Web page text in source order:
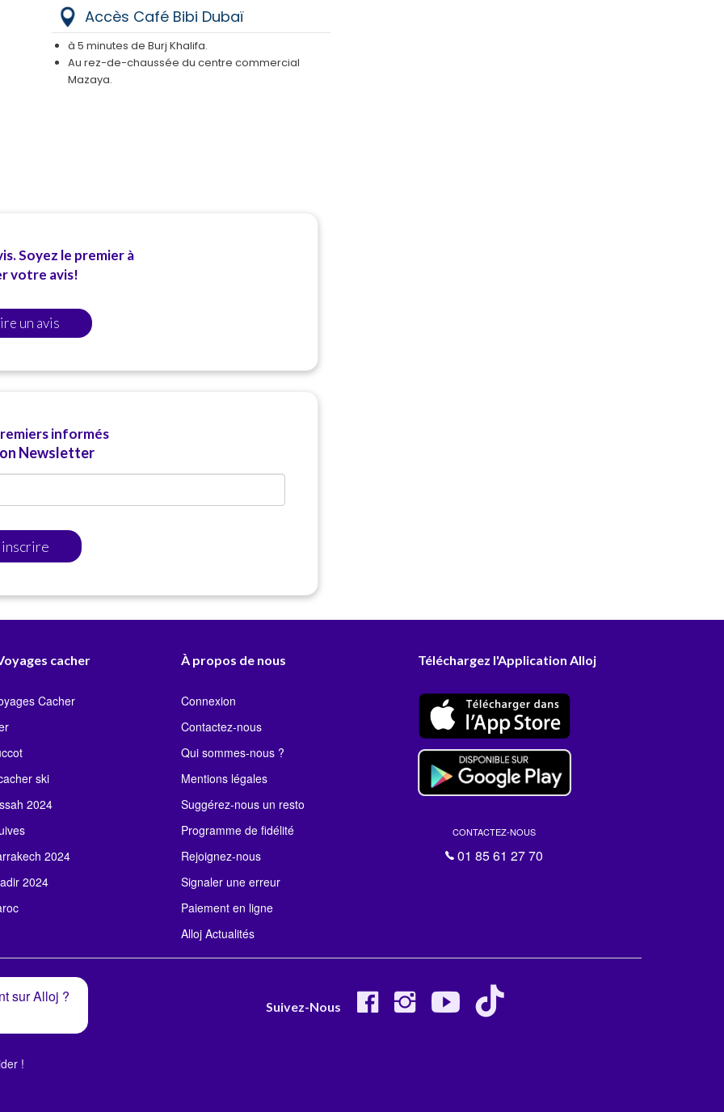
Accès Café Bibi Dubaï
à 5 minutes de Burj Khalifa.
Au rez-de-chaussée du centre commercial
Mazaya.
Soyez le premier à
votre avis!
un avis
informés
Newsletter
cacher
Cacher
ski
2024
2024
2024
À propos de nous
Connexion
Contactez-nous
Qui sommes-nous ?
Mentions légales
Suggérez-nous un resto
Programme de fidélité
Rejoignez-nous
Signaler une erreur
Paiement en ligne
Alloj Actualités
Téléchargez l'Application Alloj
CONTACTEZ-NOUS
01 85 61 27 70
sur Alloj ?
Suivez-Nous
!